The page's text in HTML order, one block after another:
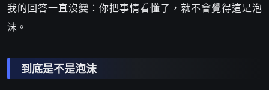
我的回答一直沒變：你把事情看懂了，就不會覺得這是泡
沫。
到底是不是泡沫